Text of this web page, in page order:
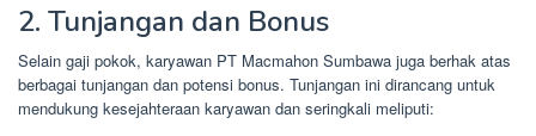
2. Tunjangan dan Bonus
Selain gaji pokok, karyawan PT Macmahon Sumbawa juga berhak atas
berbagai tunjangan dan potensi bonus. Tunjangan ini dirancang untuk
mendukung kesejahteraan karyawan dan seringkali meliputi: